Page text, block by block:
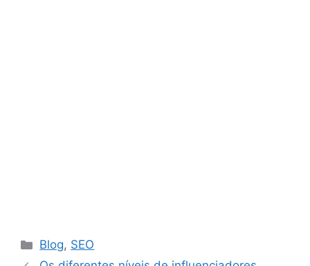
Catégories
Blog, SEO